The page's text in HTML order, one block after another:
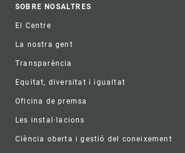
Footer
SOBRE NOSALTRES
El Centre
La nostra gent
Transparència
Equitat, diversitat i igualtat
Oficina de premsa
Les instal·lacions
Ciència oberta i gestió del coneixement